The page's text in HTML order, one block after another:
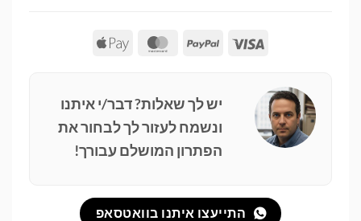
Visa
PayPal
MasterCard
Apple
יש לך שאלות? דבר/י איתנו
ונשמח לעזור לך לבחור את
הפתרון המושלם עבורך!
התייעצו איתנו בוואטסאפ